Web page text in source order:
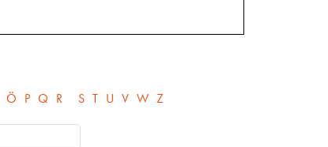
Ö P Q R S T U V W Z